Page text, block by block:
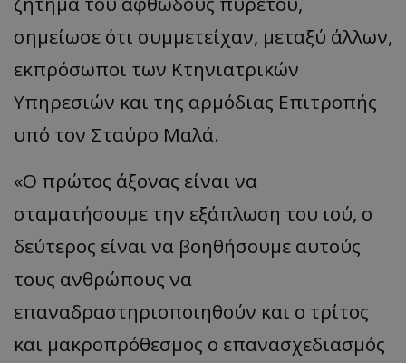
σημείωσε ότι συμμετείχαν, μεταξύ άλλων,
εκπρόσωποι των Κτηνιατρικών
Υπηρεσιών και της αρμόδιας Επιτροπής
υπό τον Σταύρο Μαλά.
«Ο πρώτος άξονας είναι να
σταματήσουμε την εξάπλωση του ιού, ο
δεύτερος είναι να βοηθήσουμε αυτούς
τους ανθρώπους να
επαναδραστηριοποιηθούν και ο τρίτος
και μακροπρόθεσμος ο επανασχεδιασμός